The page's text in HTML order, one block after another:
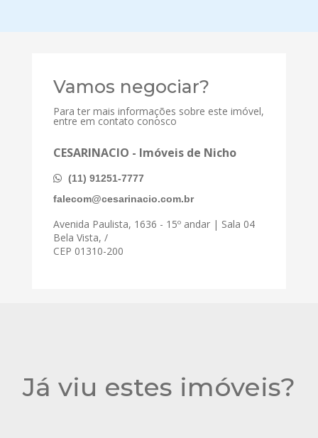
Vamos negociar?
Para ter mais informações sobre este imóvel,
entre em contato conosco
CESARINACIO - Imóveis de Nicho
(11) 91251-7777
falecom@cesarinacio.com.br
Avenida Paulista, 1636 - 15º andar | Sala 04
Bela Vista, /
CEP 01310-200
Já viu estes imóveis?